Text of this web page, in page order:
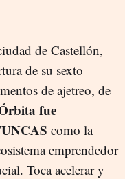
de Castellón,
de su sexto
de ajetreo, de
fue
como la
emprendedor
Toca acelerar y